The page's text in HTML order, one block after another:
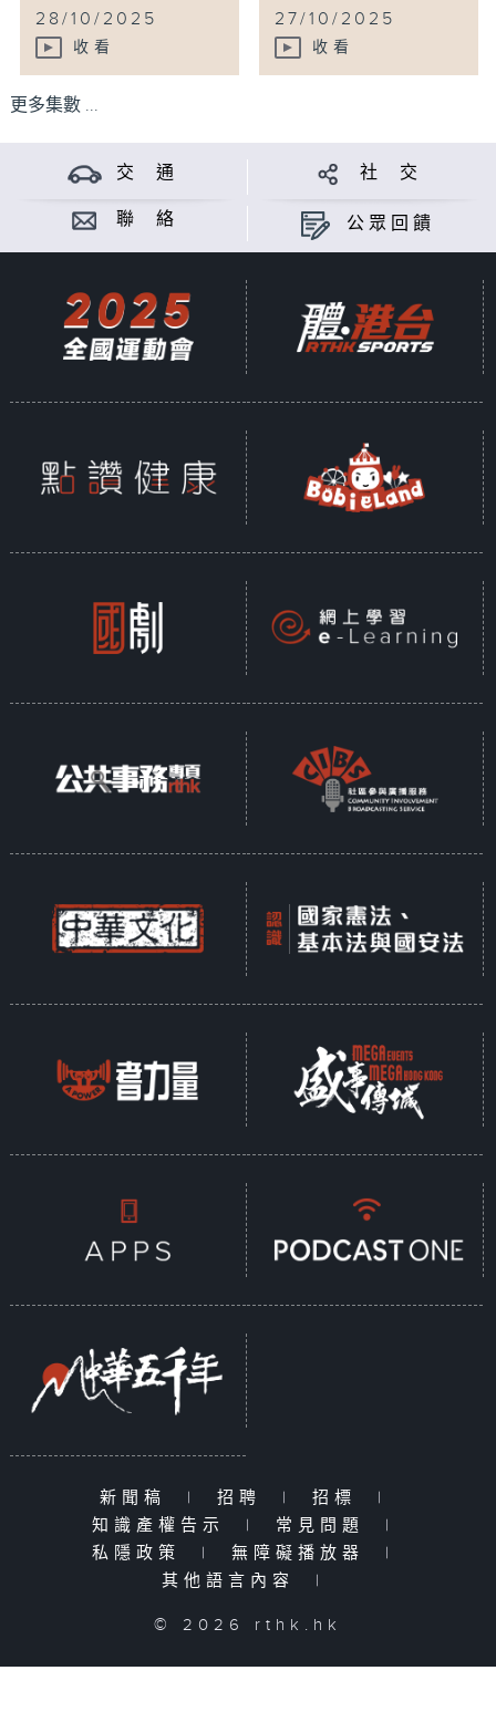
28/10/2025
收看
27/10/2025
收看
更多集數 ...
交 通 社 交
聯 絡 公眾回饋
新聞稿 | 招聘 | 招標
|
知識產權告示
| 常見問題
|
私隱政策
| 無障礙播放器
|
其他語言內容
|
© 2026 rthk.hk